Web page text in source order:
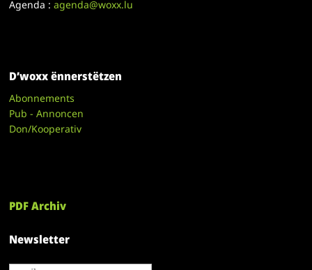
Agenda :agenda@woxx.lu
D’woxx ënnerstëtzen
Abonnements
Pub - Annoncen
Don/Kooperativ
PDF Archiv
Newsletter